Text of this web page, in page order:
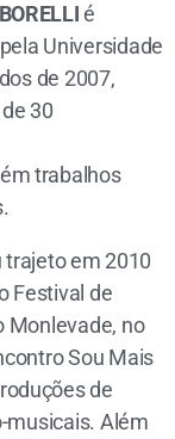
é
Universidade
de 2007,
30
trabalhos
trajeto em 2010
Festival de
Monlevade, no
Sou Mais
de
musicais. Além